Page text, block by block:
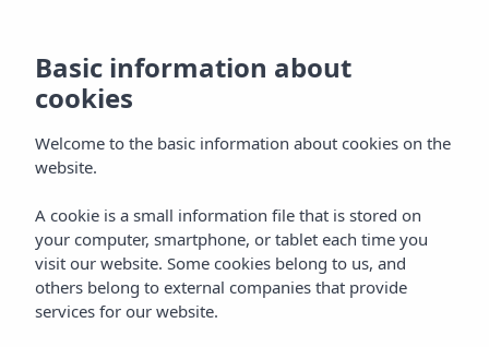
Situatie
Vibra Marco Polo I Hotel
Basic information about
cookies
Welcome to the basic information about cookies on the
website.
A cookie is a small information file that is stored on
your computer, smartphone, or tablet each time you
visit our website. Some cookies belong to us, and
others belong to external companies that provide
services for our website.